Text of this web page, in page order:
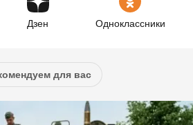
Дзен Одноклассники
для вас